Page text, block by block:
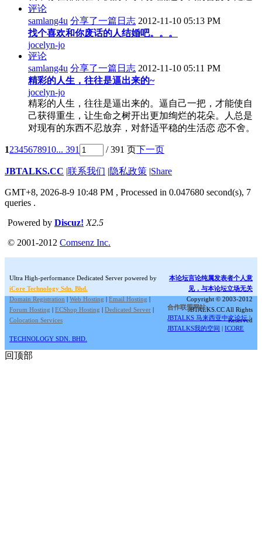
评论
samlang4u 分享了一篇日志 2012-11-10 05:13 PM
找个喜欢和你废话的人结婚吧。。。
jocelyn-jo
评论
samlang4u 分享了一篇日志 2012-11-10 05:11 PM
精彩的人生，往往是逼出来的~
jocelyn-jo
精彩的人生，往往是逼出来的。逼自己一把，才能使自
己获得重生，让生命之树开出更加绚烂的花朵。人总是
对现有的东西不忍放弃，对舒适平稳的生活恋 恋不舍。
12345678910... 391 / 391 页下一页
JBTALKS.CC |联系我们 |隐私政策 |Share
GMT+8, 2026-8-9 10:48 PM , Processed in 0.047680 second(s), 7
queries .
Powered by Discuz! X2.5
© 2001-2012 Comsenz Inc.
Ultra High-performance Dedicated Server powered by
iCore Technology Sdn. Bhd.
Domain Registration | Web Hosting | Email Hosting |
Forum Hosting | ECShop Hosting | Dedicated Server |
Colocation Services
本论坛言论纯属发表者个人意
见，与本论坛立场无关
Copyright © 2003-2012
JBTALKS.CC All Rights
Reserved
合作联盟网站:
JBTALKS 马来西亚中文论坛 |
JBTALKS我的空间 |ICORE
TECHNOLOGY SDN. BHD.
回顶部